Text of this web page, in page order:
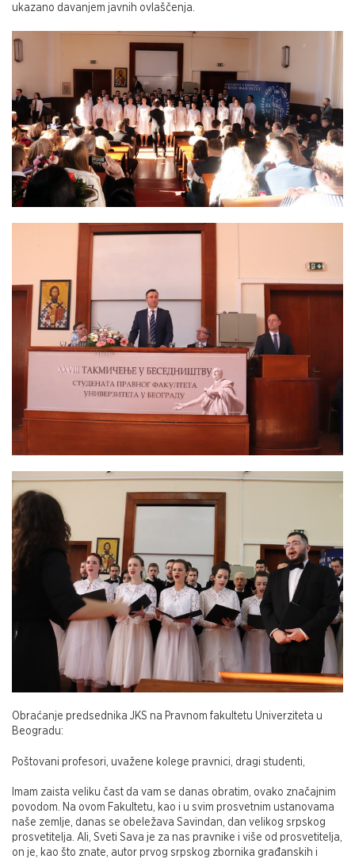
ukazano davanjem javnih ovlaščenja.
Obraćanje predsednika JKS na Pravnom fakultetu Univerziteta u
Beogradu:
Poštovani profesori, uvažene kolege pravnici, dragi studenti,
Imam zaista veliku čast da vam se danas obratim, ovako značajnim
povodom. Na ovom Fakultetu, kao i u svim prosvetnim ustanovama
naše zemlje, danas se obeležava Savindan, dan velikog srpskog
prosvetitelja. Ali, Sveti Sava je za nas pravnike i više od prosvetitelja,
on je, kao što znate, autor prvog srpskog zbornika građanskih i